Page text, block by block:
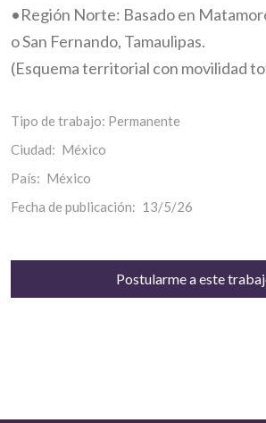
•Región Norte: Basado en
o San Fernando, Tamaulipas.
(Esquema territorial con movilidad
Tipo de trabajo: Permanente
Ciudad: México
País: México
Fecha de publicación: 13/5/26
Postularme a este